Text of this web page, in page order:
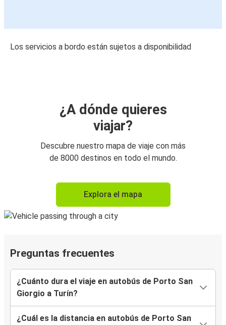
Los servicios a bordo están sujetos a disponibilidad
¿A dónde quieres
viajar?
Descubre nuestro mapa de viaje con más
de 8000 destinos en todo el mundo.
Explora el mapa
Preguntas frecuentes
¿Cuánto dura el viaje en autobús de Porto San
Giorgio a Turín?
¿Cuál es la distancia en autobús de Porto San